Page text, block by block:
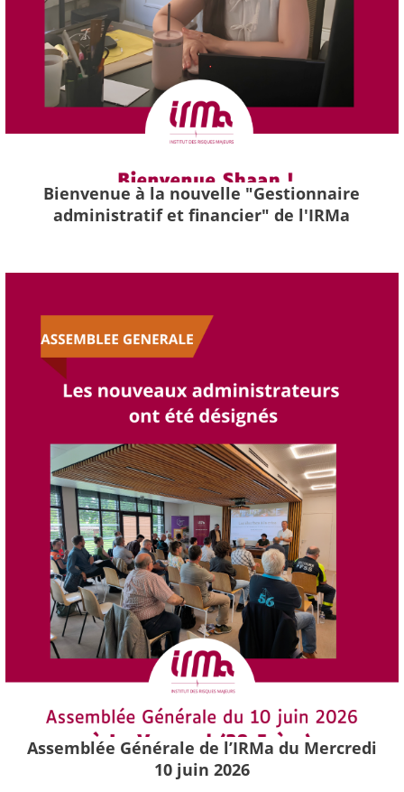
Bienvenue à la nouvelle "Gestionnaire
administratif et financier" de l'IRMa
Assemblée Générale de l’IRMa du Mercredi
10 juin 2026